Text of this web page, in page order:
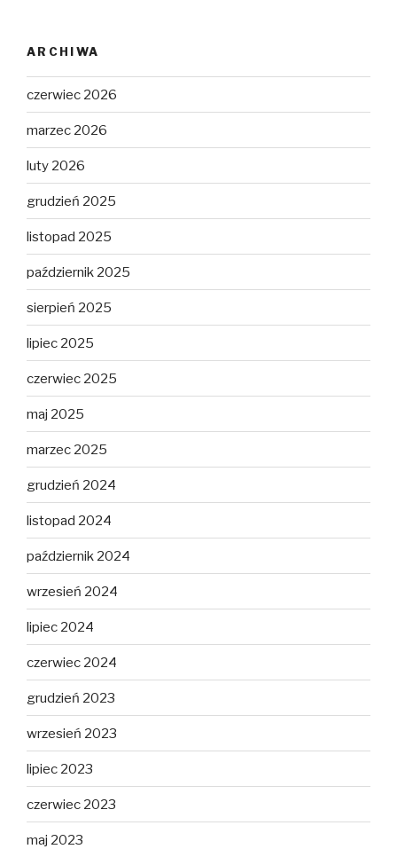
ARCHIWA
czerwiec 2026
marzec 2026
luty 2026
grudzień 2025
listopad 2025
październik 2025
sierpień 2025
lipiec 2025
czerwiec 2025
maj 2025
marzec 2025
grudzień 2024
listopad 2024
październik 2024
wrzesień 2024
lipiec 2024
czerwiec 2024
grudzień 2023
wrzesień 2023
lipiec 2023
czerwiec 2023
maj 2023